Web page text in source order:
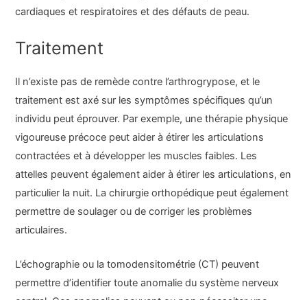
cardiaques et respiratoires et des défauts de peau.
Traitement
Il n’existe pas de remède contre l’arthrogrypose, et le
traitement est axé sur les symptômes spécifiques qu’un
individu peut éprouver. Par exemple, une thérapie physique
vigoureuse précoce peut aider à étirer les articulations
contractées et à développer les muscles faibles. Les
attelles peuvent également aider à étirer les articulations, en
particulier la nuit. La chirurgie orthopédique peut également
permettre de soulager ou de corriger les problèmes
articulaires.
L’échographie ou la tomodensitométrie (CT) peuvent
permettre d’identifier toute anomalie du système nerveux